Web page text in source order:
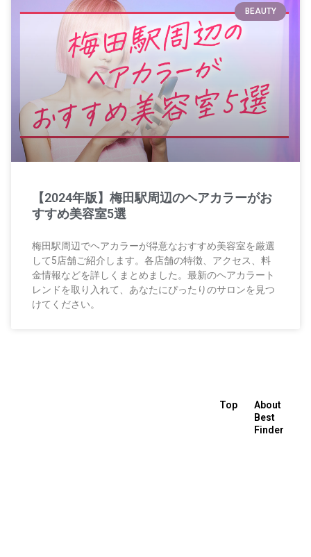
BEAUTY
【2024年版】梅田駅周辺のヘアカラーがお
すすめ美容室5選
梅田駅周辺でヘアカラーが得意なおすすめ美容室を厳選
して5店舗ご紹介します。各店舗の特徴、アクセス、料
金情報などを詳しくまとめました。最新のヘアカラート
レンドを取り入れて、あなたにぴったりのサロンを見つ
けてください。
Top
About
Best
Finder